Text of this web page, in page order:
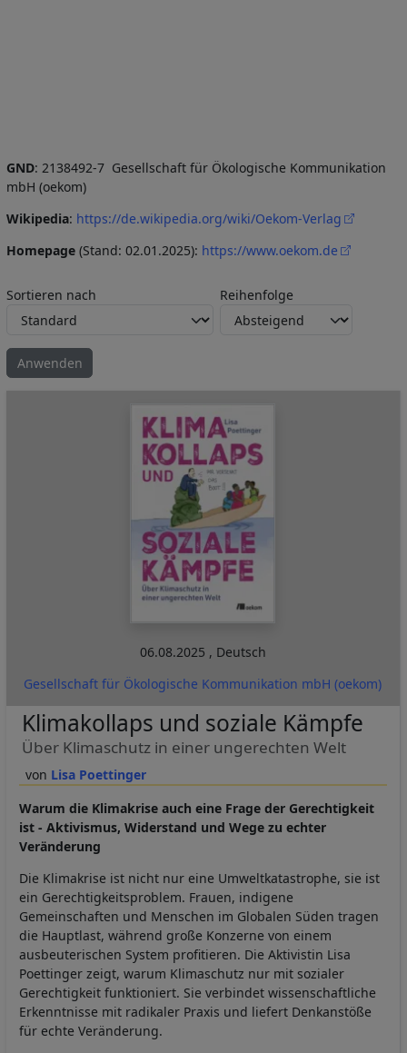
GND: 2138492-7 Gesellschaft für Ökologische Kommunikation
mbH (oekom)
Wikipedia: https://de.wikipedia.org/wiki/Oekom-Verlag
Homepage (Stand: 02.01.2025): https://www.oekom.de
Sortieren nach Reihenfolge
06.08.2025 , Deutsch
Gesellschaft für Ökologische Kommunikation mbH (oekom)
Lisa Poettinger
Klimakollaps und soziale Kämpfe
Über Klimaschutz in einer ungerechten Welt
Warum die Klimakrise auch eine Frage der Gerechtigkeit
ist - Aktivismus, Widerstand und Wege zu echter
Veränderung
Die Klimakrise ist nicht nur eine Umweltkatastrophe, sie ist
ein Gerechtigkeitsproblem. Frauen, indigene
Gemeinschaften und Menschen im Globalen Süden tragen
die Hauptlast, während große Konzerne von einem
ausbeuterischen System profitieren. Die Aktivistin Lisa
Poettinger zeigt, warum Klimaschutz nur mit sozialer
Gerechtigkeit funktioniert. Sie verbindet wissenschaftliche
Erkenntnisse mit radikaler Praxis und liefert Denkanstöße
für echte Veränderung.